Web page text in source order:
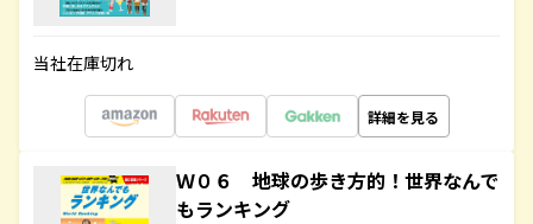
当社在庫切れ
詳細を見る
Ｗ０６ 地球の歩き方的！世界なんで
もランキング